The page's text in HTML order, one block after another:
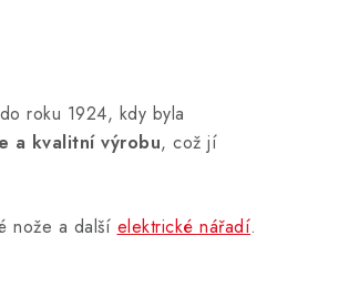
roku 1924, kdy byla
a kvalitní výrobu, což jí
nože a další elektrické nářadí.